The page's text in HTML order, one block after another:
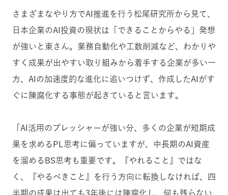
さまざまなやり方でAI推進を行う松尾研究所から見て、
日本企業のAI投資の現状は「できることからやる」発想
が強いと東さん。業務自動化や工数削減など、わかりや
すく成果が出やすい取り組みから着手する企業が多い一
方、AIの加速度的な進化に追いつけず、作成したAIがす
ぐに陳腐化する事態が起きていると言います。
「AI活用のプレッシャーが強い分、多くの企業が短期成
果を求めるPL思考に偏っていますが、中長期のAI資産
を溜めるBS思考も重要です。『やれること』ではな
く、『やるべきこと』を行う方向に転換しなければ、四
半期の成果は出ても3年後には陳腐化し、何も残らない